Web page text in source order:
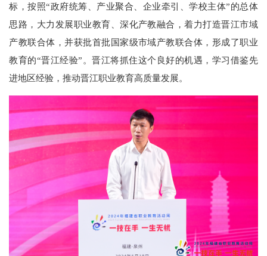
标，按照“政府统筹、产业聚合、企业牵引、学校主体”的总体
思路，大力发展职业教育、深化产教融合，着力打造晋江市域
产教联合体，并获批首批国家级市域产教联合体，形成了职业
教育的“晋江经验”。晋江将抓住这个良好的机遇，学习借鉴先
进地区经验，推动晋江职业教育高质量发展。